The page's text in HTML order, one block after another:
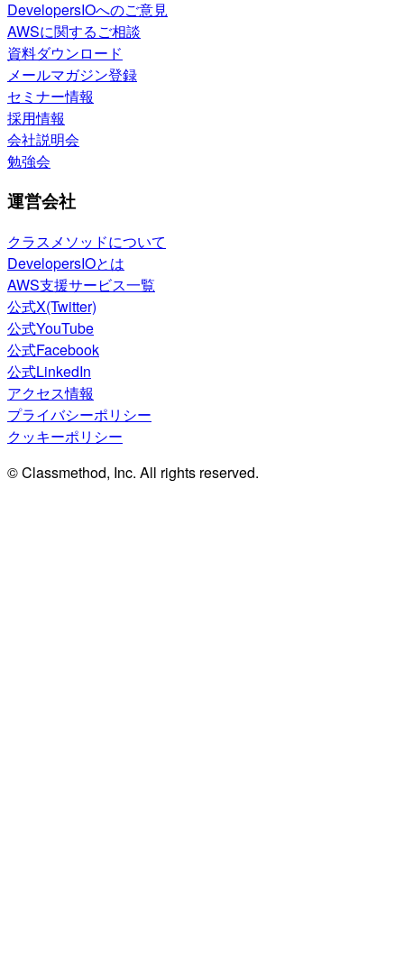
DevelopersIOへのご意見
AWSに関するご相談
資料ダウンロード
メールマガジン登録
セミナー情報
採用情報
会社説明会
勉強会
運営会社
クラスメソッドについて
DevelopersIOとは
AWS支援サービス一覧
公式X(Twitter)
公式YouTube
公式Facebook
公式LinkedIn
アクセス情報
プライバシーポリシー
クッキーポリシー
© Classmethod, Inc. All rights reserved.